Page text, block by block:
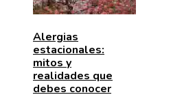
Alergias
estacionales:
mitos y
realidades que
debes conocer